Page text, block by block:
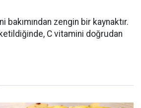
bakımından zengin bir kaynaktır.
C vitamini doğrudan